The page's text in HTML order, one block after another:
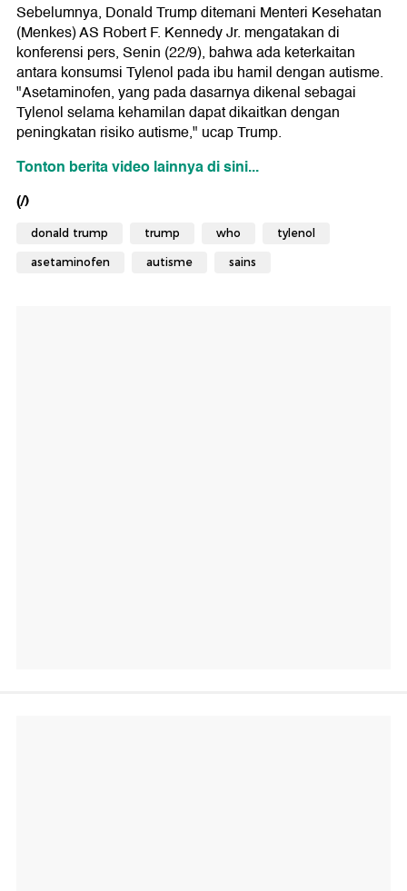
Sebelumnya, Donald Trump ditemani Menteri Kesehatan
(Menkes) AS Robert F. Kennedy Jr. mengatakan di
konferensi pers, Senin (22/9), bahwa ada keterkaitan
antara konsumsi Tylenol pada ibu hamil dengan autisme.
"Asetaminofen, yang pada dasarnya dikenal sebagai
Tylenol selama kehamilan dapat dikaitkan dengan
peningkatan risiko autisme," ucap Trump.
Tonton berita video lainnya di sini...
(/)
donald trump trump who tylenol
asetaminofen autisme sains